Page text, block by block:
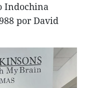
Indochina
por David